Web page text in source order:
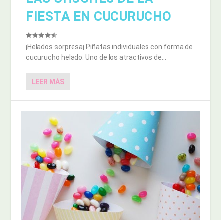
FIESTA EN CUCURUCHO
¡Helados sorpresa¡ Piñatas individuales con forma de
cucurucho helado. Uno de los atractivos de...
LEER MÁS